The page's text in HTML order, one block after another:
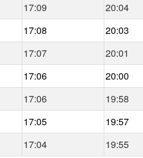
17:09 20:04
17:08 20:03
17:07 20:01
17:06 20:00
17:06 19:58
17:05 19:57
17:04 19:55